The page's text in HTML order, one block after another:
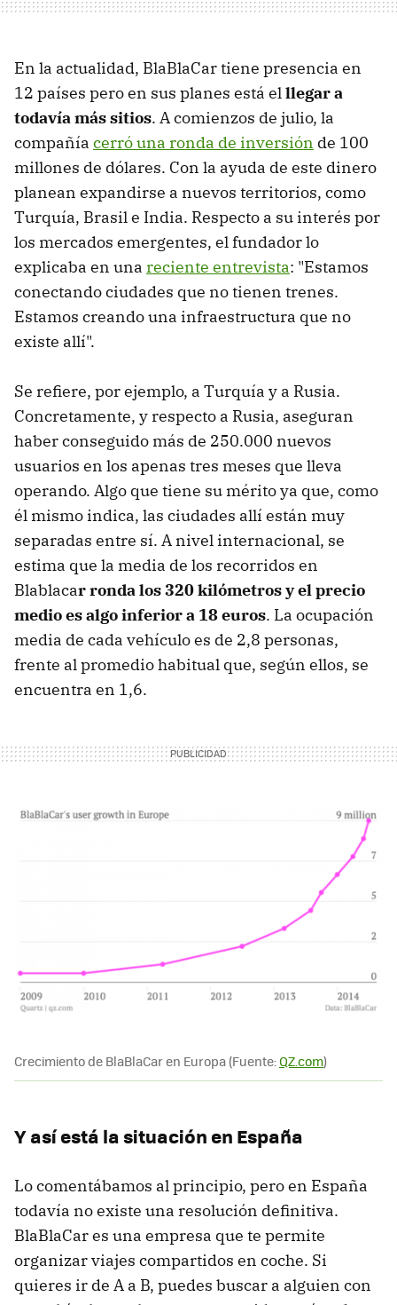
En la actualidad, BlaBlaCar tiene presencia en
12 países pero en sus planes está elllegar a
todavía más sitios. A comienzos de julio, la
compañía cerró una ronda de inversión de 100
millones de dólares. Con la ayuda de este dinero
planean expandirse a nuevos territorios, como
Turquía, Brasil e India. Respecto a su interés por
los mercados emergentes, el fundador lo
explicaba en una reciente entrevista: "Estamos
conectando ciudades que no tienen trenes.
Estamos creando una infraestructura que no
existe allí".
Se refiere, por ejemplo, a Turquía y a Rusia.
Concretamente, y respecto a Rusia, aseguran
haber conseguido más de 250.000 nuevos
usuarios en los apenas tres meses que lleva
operando. Algo que tiene su mérito ya que, como
él mismo indica, las ciudades allí están muy
separadas entre sí. A nivel internacional, se
estima que la media de los recorridos en
Blablacar ronda los 320 kilómetros y el precio
medio es algo inferior a 18 euros. La ocupación
media de cada vehículo es de 2,8 personas,
frente al promedio habitual que, según ellos, se
encuentra en 1,6.
Crecimiento de BlaBlaCar en Europa (Fuente:QZ.com)
Y así está la situación en España
Lo comentábamos al principio, pero en España
todavía no existe una resolución definitiva.
BlaBlaCar es una empresa que te permite
organizar viajes compartidos en coche. Si
quieres ir de A a B, puedes buscar a alguien con